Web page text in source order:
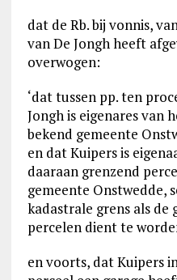
dat de Rb. bij vonnis,
van De Jongh heeft
overwogen:
‘dat tussen pp. ten
Jongh is eigenares van
bekend gemeente
en dat Kuipers is
daaraan grenzend
gemeente Onstwedde,
kadastrale grens als de
percelen dient te
en voorts, dat Kuipers